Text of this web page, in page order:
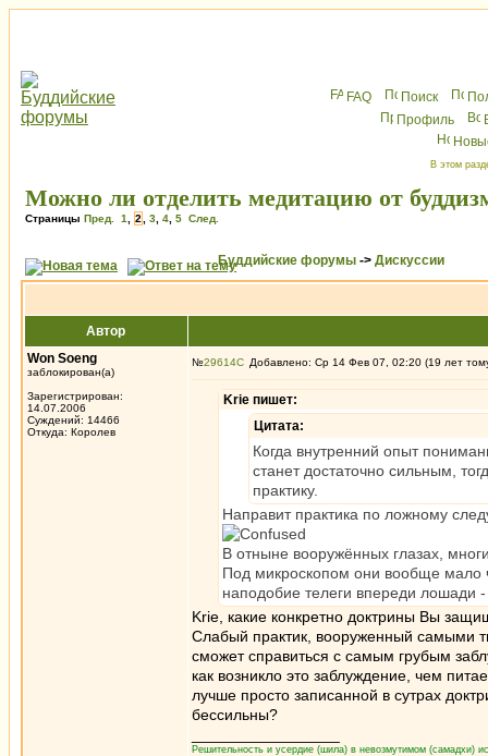
FAQ Поиск
Профиль
В этом
Можно ли отделить медитацию от
Страницы Пред. 1 2 3 4 5 След.
Буддийские форумы -> Дискуссии
Автор
Won Soeng
заблокирован(а)
Зарегистрирован:
14.07.2006
Суждений: 14466
Откуда: Королев
№29614 Добавлено: Ср 14 Фев 07, 02:20 (19 лет
Krie пишет:
Цитата:
Когда внутренний опыт
станет достаточно сильным,
практику.
Направит практика по ложному
В отныне вооружённых глазах,
Под микроскопом они вообще мало
наподобие телеги впереди лошади
Krie, какие конкретно доктрины Вы
Слабый практик, вооруженный самыми
сможет справиться с самым грубым
как возникло это заблуждение, чем
лучше просто записанной в сутрах
бессильны?
Решительность и усердие (шила) в невозмутимом (самадхи)